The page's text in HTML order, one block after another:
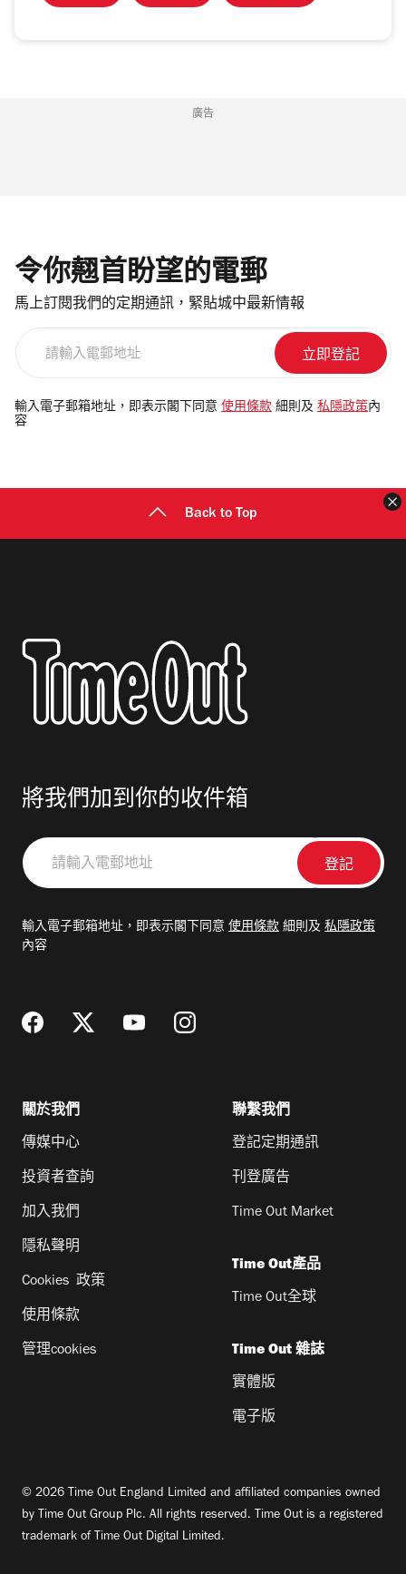
廣告
令你翹首盼望的電郵
馬上訂閱我們的定期通訊，緊貼城中最新情報
電
郵
輸入電子郵箱地址，即表示閣下同意 使用條款 細則及 私隱政策 內
容
Back to Top
將我們加到你的收件箱
請
輸
郵
輸入電子郵箱地址，即表示閣下同意 使用條款 細則及 私隱政策
內容
關於我們
傳媒中心
投資者查詢
加入我們
隱私聲明
Cookies 政策
使用條款
管理cookies
聯繫我們
登記定期通訊
刊登廣告
Time Out Market
Time Out產品
Time Out全球
Time Out 雜誌
實體版
電子版
© 2026 Time Out England Limited and affiliated companies owned
by Time Out Group Plc. All rights reserved. Time Out is a registered
trademark of Time Out Digital Limited.